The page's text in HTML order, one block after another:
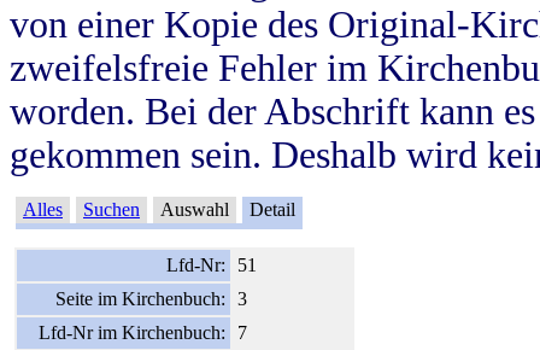
von einer Kopie des Original-
zweifelsfreie Fehler im
worden. Bei der Abschrift kann
gekommen sein. Deshalb wird
Alles Suchen Auswahl Detail
Lfd-Nr:
51
Seite im Kirchenbuch:
3
Lfd-Nr im Kirchenbuch:
7